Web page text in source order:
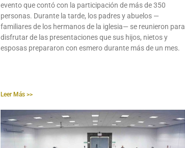
evento que contó con la participación de más de 350
personas. Durante la tarde, los padres y abuelos —
familiares de los hermanos de la iglesia— se reunieron para
disfrutar de las presentaciones que sus hijos, nietos y
esposas prepararon con esmero durante más de un mes.
Leer Más >>